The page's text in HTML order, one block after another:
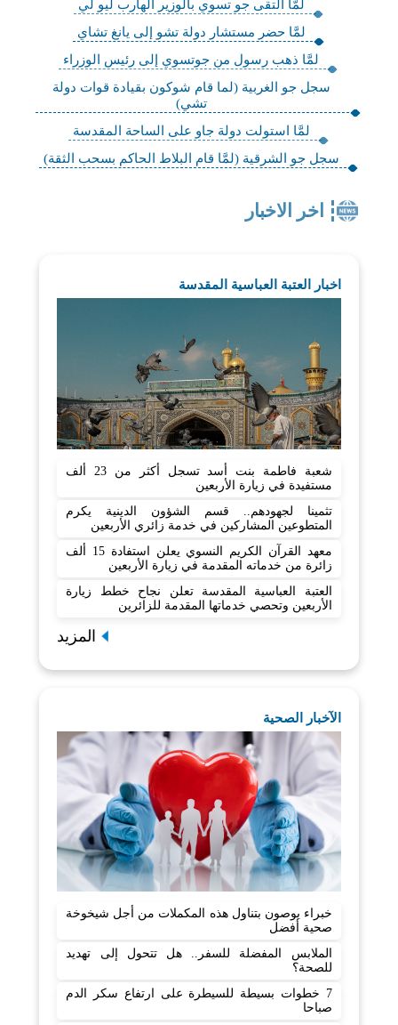
لمَّا التقى جو تسوي بالوزير الهارب ليو لي
لمَّا حضر مستشار دولة تشو إلى يانغ تشاي
لمَّا ذهب رسول من جوتسوي إلى رئيس الوزراء
سجل جو الغربية (لما قام شوكون بقيادة قوات دولة
تشي)
لمَّا استولت دولة جاو على الساحة المقدسة
سجل جو الشرقية (لمَّا قام البلاط الحاكم بسحب الثقة)
اخر الاخبار
اخبار العتبة العباسية المقدسة
شعبة فاطمة بنت أسد تسجل أكثر من 23 ألف
مستفيدة في زيارة الأربعين
تثمينا لجهودهم.. قسم الشؤون الدينية يكرم
المتطوعين المشاركين في خدمة زائري الأربعين
معهد القرآن الكريم النسوي يعلن استفادة 15 ألف
زائرة من خدماته المقدمة في زيارة الأربعين
العتبة العباسية المقدسة تعلن نجاح خطط زيارة
الأربعين وتحصي خدماتها المقدمة للزائرين
المزيد
الآخبار الصحية
خبراء يوصون بتناول هذه المكملات من أجل شيخوخة
صحية أفضل
الملابس المفضلة للسفر.. هل تتحول إلى تهديد
للصحة؟
7 خطوات بسيطة للسيطرة على ارتفاع سكر الدم
صباحا